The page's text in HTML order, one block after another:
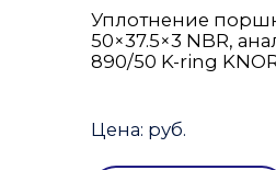
Уплотнение
50×37.5×3 NBR,
890/50 K-ring
Цена: руб.